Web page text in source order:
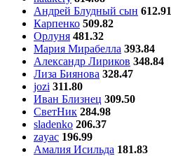
Андрей Блудный сын 612.91
Карпенко 509.82
Орлуня 481.32
Мария Мирабелла 393.84
Александр Лириков 348.84
Лиза Биянова 328.47
jozi 311.80
Иван Близнец 309.50
СветНик 284.98
sladenko 206.37
zayac 196.99
Амалия Исильда 181.83